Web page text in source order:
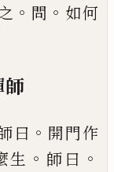
。 問 。 如何
曰 。 開門作
生 。 師曰 。